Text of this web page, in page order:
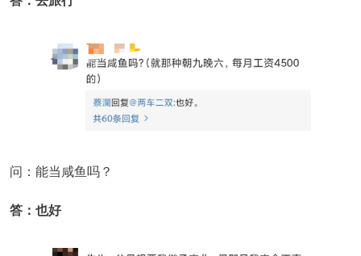
问：能当咸鱼吗？
答：也好